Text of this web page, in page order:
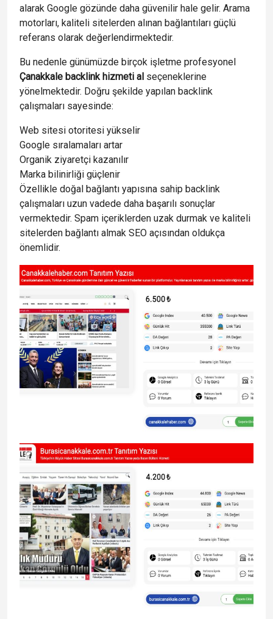
alarak Google gözünde daha güvenilir hale gelir. Arama
motorları, kaliteli sitelerden alınan bağlantıları güçlü
referans olarak değerlendirmektedir.
Bu nedenle günümüzde birçok işletme profesyonel
Çanakkale backlink hizmeti al seçeneklerine
yönelmektedir. Doğru şekilde yapılan backlink
çalışmaları sayesinde:
Web sitesi otoritesi yükselir
Google sıralamaları artar
Organik ziyaretçi kazanılır
Marka bilinirliği güçlenir
Özellikle doğal bağlantı yapısına sahip backlink
çalışmaları uzun vadede daha başarılı sonuçlar
vermektedir. Spam içeriklerden uzak durmak ve kaliteli
sitelerden bağlantı almak SEO açısından oldukça
önemlidir.